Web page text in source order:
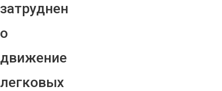
затруднен
о
движение
легковых